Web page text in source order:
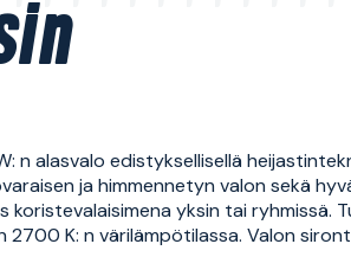
n alasvalo edistyksellisellä
ja himmennetyn valon sekä
koristevalaisimena yksin tai ryhmissä.
2700 K: n värilämpötilassa. Valon